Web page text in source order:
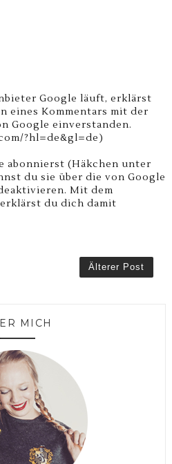
Google läuft, erklärst
eines Kommentars mit der
Google einverstanden.
?hl=de&gl=de)
abonnierst (Häkchen unter
du sie über die von Google
Mit dem
du dich damit
Älterer Post
MICH